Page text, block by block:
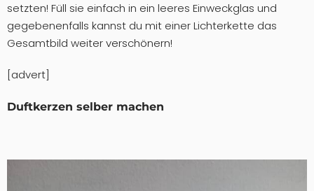
setzten! Füll sie einfach in ein leeres Einweckglas und
gegebenenfalls kannst du mit einer Lichterkette das
Gesamtbild weiter verschönern!
[advert]
Duftkerzen selber machen